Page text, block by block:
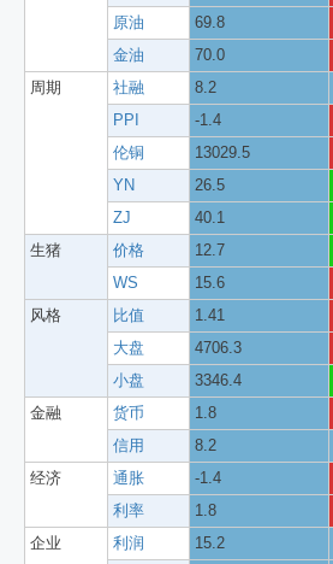
原油
69.8
金油
70.0
周期
社融 8.2
PPI
-1.4
伦铜
13029.5
YN
26.5
ZJ
40.1
生猪
价格 12.7
WS
15.6
风格
比值 1.41
大盘
4706.3
小盘
3346.4
金融
货币 1.8
信用
8.2
经济
通胀 -1.4
利率
1.8
企业
利润 15.2